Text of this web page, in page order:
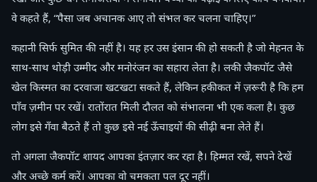
वे कहते हैं, “पैसा जब अचानक आए तो संभल कर चलना चाहिए।”
कहानी सिर्फ सुमित की नहीं है। यह हर उस इंसान की हो सकती है जो मेहनत के
साथ-साथ थोड़ी उम्मीद और मनोरंजन का सहारा लेता है। लकी जैकपॉट जैसे
खेल किस्मत का दरवाजा खटखटा सकते हैं, लेकिन हकीकत में ज़रूरी है कि हम
पाँव ज़मीन पर रखें। रातोंरात मिली दौलत को संभालना भी एक कला है। कुछ
लोग इसे गँवा बैठते हैं तो कुछ इसे नई ऊँचाइयों की सीढ़ी बना लेते हैं।
तो अगला जैकपॉट शायद आपका इंतज़ार कर रहा है। हिम्मत रखें, सपने देखें
और अच्छे कर्म करें। आपका वो चमकता पल दूर नहीं।